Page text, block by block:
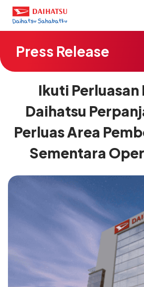
Press Release
Ikuti Perluasan
Daihatsu
Perluas Area
Sementara